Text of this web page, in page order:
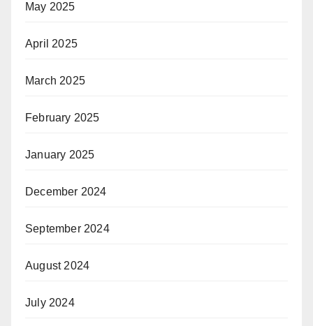
May 2025
April 2025
March 2025
February 2025
January 2025
December 2024
September 2024
August 2024
July 2024